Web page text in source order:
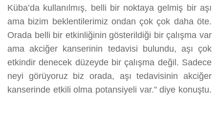
Küba’da kullanılmış, belli bir noktaya gelmiş bir aşı
ama bizim beklentilerimiz ondan çok çok daha öte.
Orada belli bir etkinliğinin gösterildiği bir çalışma var
ama akciğer kanserinin tedavisi bulundu, aşı çok
etkindir denecek düzeyde bir çalışma değil. Sadece
neyi görüyoruz biz orada, aşı tedavisinin akciğer
kanserinde etkili olma potansiyeli var.” diye konuştu.